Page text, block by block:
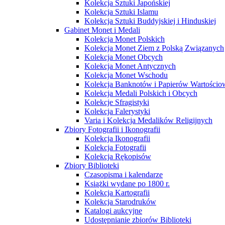
Kolekcja Sztuki Japońskiej
Kolekcja Sztuki Islamu
Kolekcja Sztuki Buddyjskiej i Hinduskiej
Gabinet Monet i Medali
Kolekcja Monet Polskich
Kolekcja Monet Ziem z Polską Związanych
Kolekcja Monet Obcych
Kolekcja Monet Antycznych
Kolekcja Monet Wschodu
Kolekcja Banknotów i Papierów
Kolekcja Medali Polskich i Obcych
Kolekcje Sfragistyki
Kolekcja Falerystyki
Varia i Kolekcja Medalików Religijnych
Zbiory Fotografii i Ikonografii
Kolekcja Ikonografii
Kolekcja Fotografii
Kolekcja Rękopisów
Zbiory Biblioteki
Czasopisma i kalendarze
Książki wydane po 1800 r.
Kolekcja Kartografii
Kolekcja Starodruków
Katalogi aukcyjne
Udostępnianie zbiorów Biblioteki